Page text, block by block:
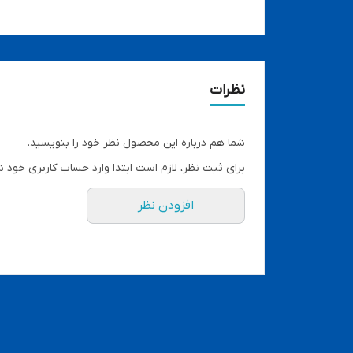
نظرات
شما هم درباره این محصول نظر خود را بنویسید.
برای ثبت نظر، لازم است ابتدا وارد حساب کاربری خود
افزودن نظر